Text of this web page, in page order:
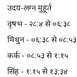
उदय-लग्न मुहूर्त
वृषभ - २८:४ से ०६:३८
मिथुन - ०६:३८ से ०८:५३
कर्क - ०८:५३ से १:१५
सिंह - १:१५ से १३:३४